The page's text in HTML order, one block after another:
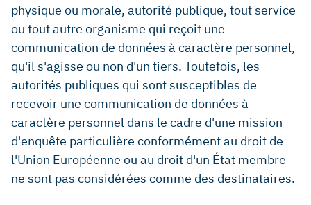
physique ou morale, autorité publique, tout service
ou tout autre organisme qui reçoit une
communication de données à caractère personnel,
qu'il s'agisse ou non d'un tiers. Toutefois, les
autorités publiques qui sont susceptibles de
recevoir une communication de données à
caractère personnel dans le cadre d'une mission
d'enquête particulière conformément au droit de
l'Union Européenne ou au droit d'un État membre
ne sont pas considérées comme des destinataires.